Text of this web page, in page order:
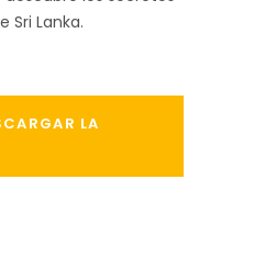
Sri Lanka.
LA